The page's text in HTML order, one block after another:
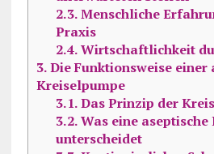
2.3.Menschliche
Praxis
2.4.Wirtschaftlichkeit
3.Die Funktionsweise einer
Kreiselpumpe
3.1.Das Prinzip der
3.2.Was eine
unterscheidet